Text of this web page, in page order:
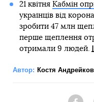
21 квітня Кабмін
українців від
зробити 47 млн
перше щеплення
отримали 9 людей.
Автор: Костя